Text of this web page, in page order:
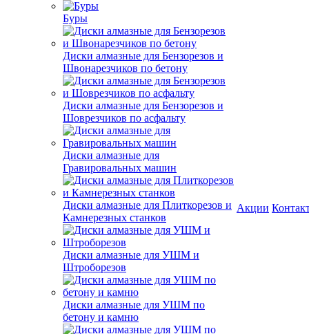
Буры
Диски алмазные для Бензорезов и
Швонарезчиков по бетону
Диски алмазные для Бензорезов и
Шоврезчиков по асфальту
Диски алмазные для
Гравировальных машин
Диски алмазные для Плиткорезов и
Камнерезных станков
Диски алмазные для УШМ и
Штроборезов
Диски алмазные для УШМ по
бетону и камню
Акции